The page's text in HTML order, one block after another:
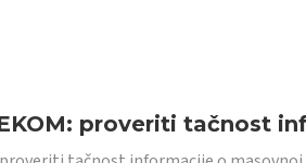
proveriti tačnost